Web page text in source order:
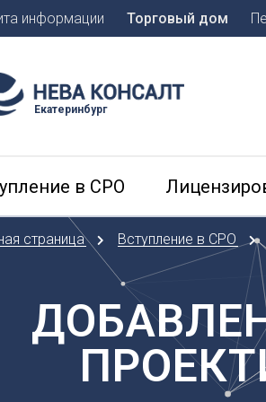
Б
Барнаул
Белгород
Брянск
В
информации Торговый дом
Екатеринбург
в СРО
страница Вступление в СРО